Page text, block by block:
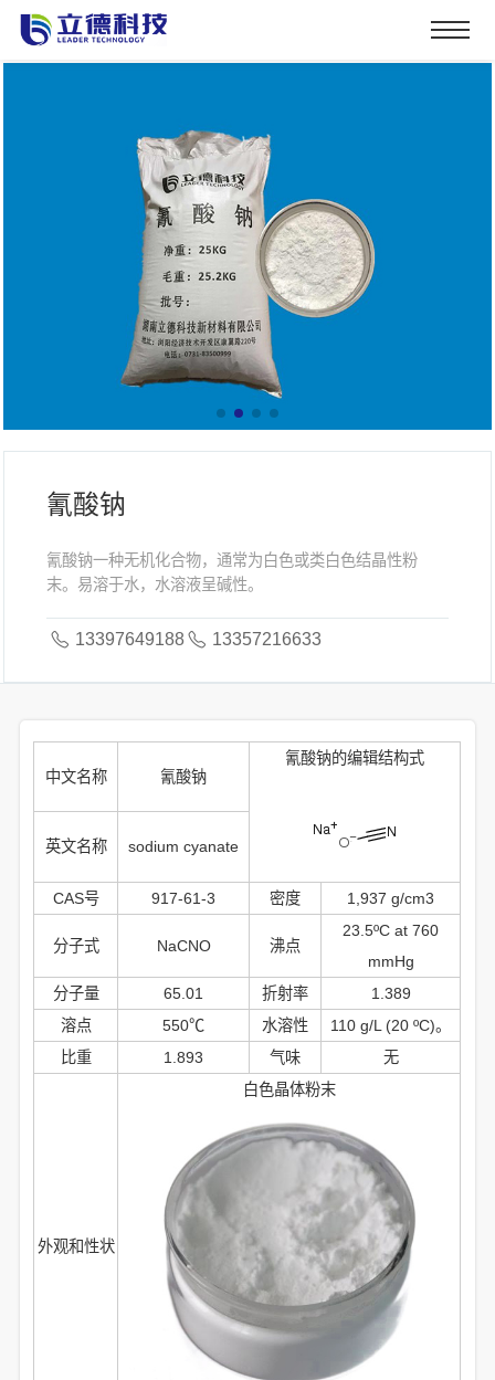
氰酸钠
氰酸钠一种无机化合物，通常为白色或类白色结晶性粉
末。易溶于水，水溶液呈碱性。
13397649188 13357216633
中文名称 氰酸钠
氰酸钠的编辑结构式
英文名称 sodium cyanate
CAS号 917-61-3 密度 1,937 g/cm3
分子式 NaCNO 沸点
23.5ºC at 760
mmHg
分子量
65.01 折射率
1.389
溶点
550℃ 水溶性
110 g/L (20 ºC)。
比重
1.893 气味 无
外观和性状
白色晶体粉末